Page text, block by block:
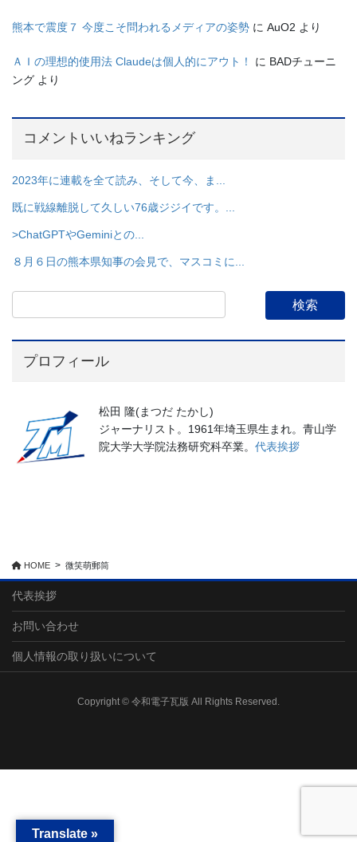
熊本で震度７ 今度こそ問われるメディアの姿勢 に AuO2 より
ＡＩの理想的使用法 Claudeは個人的にアウト！ に BADチューニ
ング より
コメントいいねランキング
2023年に連載を全て読み、そして今、ま...
既に戦線離脱して久しい76歳ジジイです。...
>ChatGPTやGeminiとの...
８月６日の熊本県知事の会見で、マスコミに...
プロフィール
松田 隆(まつだ たかし)
ジャーナリスト。1961年埼玉県生まれ。青山学
院大学大学院法務研究科卒業。 代表挨拶
HOME 微笑萌郵筒
代表挨拶
お問い合わせ
個人情報の取り扱いについて
Copyright © 令和電子瓦版 All Rights Reserved.
Translate »